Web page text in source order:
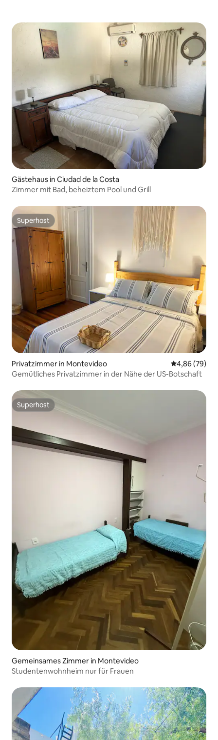
Gästehaus in Ciudad de la Costa
Zimmer mit Bad, beheiztem Pool und Grill
Superhost
Superhost
Privatzimmer in Montevideo
4,86 (79)
Gemütliches Privatzimmer in der Nähe der US-Botschaft
Superhost
Superhost
Gemeinsames Zimmer in Montevideo
Studentenwohnheim nur für Frauen